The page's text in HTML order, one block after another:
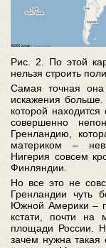
Рис. 2. По этой
нельзя строить
Самая точная
искажения
которой
совершенно
Гренландию,
материком –
Нигерия совсем
Финляндии.
Но все это не
Гренландии чуть
Южной Америки –
кстати, почти на
площади России.
зачем нужна